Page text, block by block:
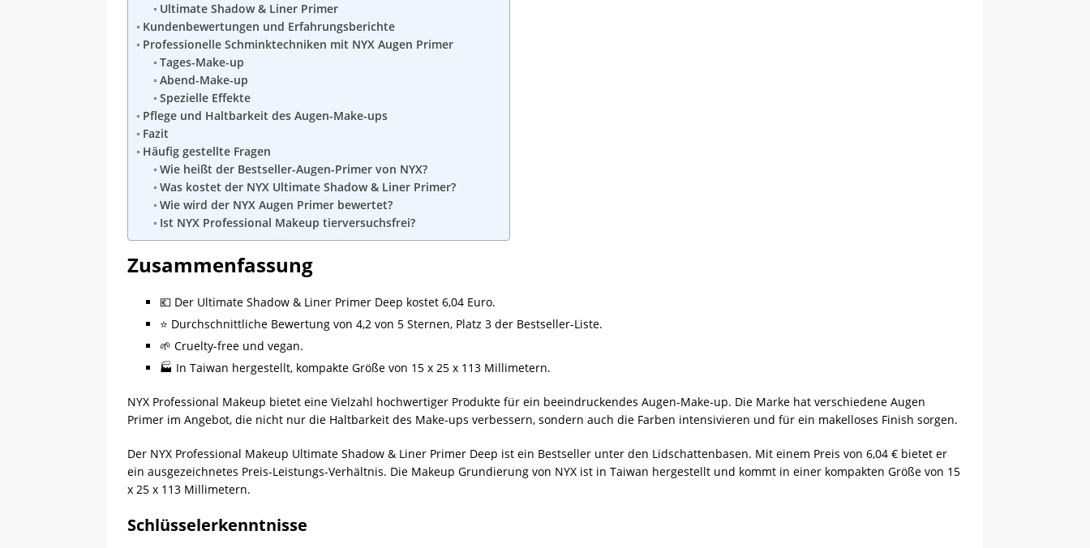
Ultimate Shadow & Liner Primer
Kundenbewertungen und Erfahrungsberichte
Professionelle Schminktechniken mit NYX Augen Primer
Tages-Make-up
Abend-Make-up
Spezielle Effekte
Pflege und Haltbarkeit des Augen-Make-ups
Fazit
Häufig gestellte Fragen
Wie heißt der Bestseller-Augen-Primer von NYX?
Was kostet der NYX Ultimate Shadow & Liner Primer?
Wie wird der NYX Augen Primer bewertet?
Ist NYX Professional Makeup tierversuchsfrei?
Zusammenfassung
💶 Der Ultimate Shadow & Liner Primer Deep kostet 6,04 Euro.
⭐ Durchschnittliche Bewertung von 4,2 von 5 Sternen, Platz 3 der Bestseller-Liste.
🌱 Cruelty-free und vegan.
🏭 In Taiwan hergestellt, kompakte Größe von 15 x 25 x 113 Millimetern.
NYX Professional Makeup bietet eine Vielzahl hochwertiger Produkte für ein beeindruckendes Augen-Make-up. Die Marke hat verschiedene Augen
Primer im Angebot, die nicht nur die Haltbarkeit des Make-ups verbessern, sondern auch die Farben intensivieren und für ein makelloses Finish sorgen.
Der NYX Professional Makeup Ultimate Shadow & Liner Primer Deep ist ein Bestseller unter den Lidschattenbasen. Mit einem Preis von 6,04 € bietet er
ein ausgezeichnetes Preis-Leistungs-Verhältnis. Die Makeup Grundierung von NYX ist in Taiwan hergestellt und kommt in einer kompakten Größe von 15
x 25 x 113 Millimetern.
Schlüsselerkenntnisse